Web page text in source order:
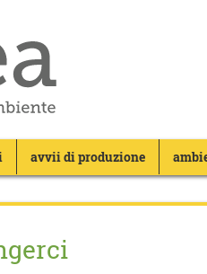
avvii di produzione